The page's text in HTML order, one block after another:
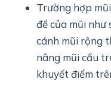
Trường hợp
đề của mũi như
cánh mũi rộng
nâng mũi cấu
khuyết điểm